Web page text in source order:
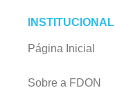
INSTITUCIONAL
Página Inicial
Sobre a FDON